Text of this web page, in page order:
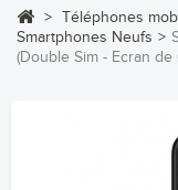
> Téléphones
Smartphones Neufs >
(Double Sim - Ecran